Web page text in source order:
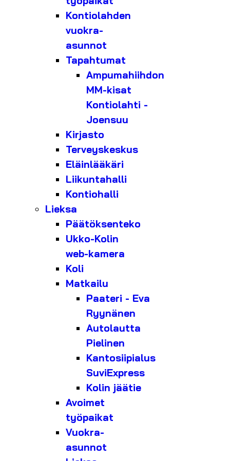
Kontiolahden
vuokra-
asunnot
Tapahtumat
Ampumahiihdon
MM-kisat
Kontiolahti -
Joensuu
Kirjasto
Terveyskeskus
Eläinlääkäri
Liikuntahalli
Kontiohalli
Lieksa
Päätöksenteko
Ukko-Kolin
web-kamera
Koli
Matkailu
Paateri - Eva
Ryynänen
Autolautta
Pielinen
Kantosiipialus
SuviExpress
Kolin jäätie
Avoimet
työpaikat
Vuokra-
asunnot